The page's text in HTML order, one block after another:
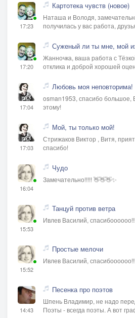
17:23
Картотека чувств (новое)
Наташа и Володя,
получилась у вас работа,
17:20
Суженый ли ты мне, мой
Жанночка, ваша работа с
отклика и доброй хорошей
17:04
Любовь моя неповторима!
osman1953, спасибо большое,
этому!
17:03
Мой, ты только мой!
Стрижаков Виктор , Витя,
спасибо!
16:04
Чудо
Замечательно!!!!! 👋👋👋✨
15:53
Танцуй против ветра
Ивлев Василий,
15:52
Простые мелочи
Ивлев Василий,
14:43
Песенка про поэтов
Шпень Владимир, не надо
Поэты - всегда поэты. А вот